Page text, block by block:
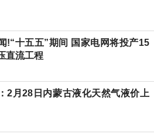
!“十五五”期间 国家电网将投产15
直流工程
2月28日内蒙古液化天然气液价上